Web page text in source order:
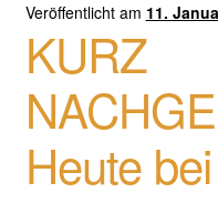
Veröffentlicht am 11.
KURZ
Heute